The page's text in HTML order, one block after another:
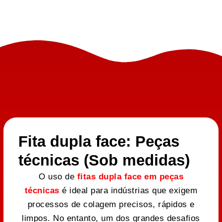
Fita dupla face: Peças
técnicas (Sob medidas)
O uso de fitas dupla face em peças
técnicas é ideal para indústrias que exigem
processos de colagem precisos, rápidos e
limpos. No entanto, um dos grandes desafios